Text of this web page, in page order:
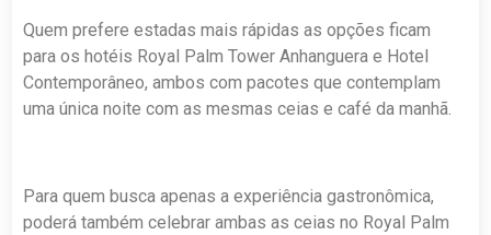
Quem prefere estadas mais rápidas as opções ficam
para os hotéis Royal Palm Tower Anhanguera e Hotel
Contemporâneo, ambos com pacotes que contemplam
uma única noite com as mesmas ceias e café da manhã.
Para quem busca apenas a experiência gastronômica,
poderá também celebrar ambas as ceias no Royal Palm